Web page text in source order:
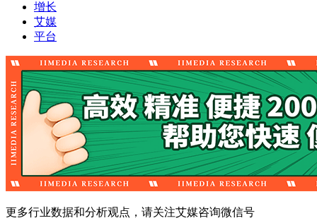
增长
艾媒
平台
更多行业数据和分析观点，请关注艾媒咨询微信号